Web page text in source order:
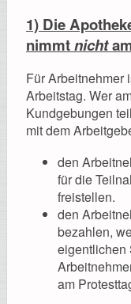
1) Die
nimmtnicht
Für Arbeitnehmer
Arbeitstag. Wer
Kundgebungen
mit dem
den
für die
freistellen.
den
bezahlen,
eigentlichen
am